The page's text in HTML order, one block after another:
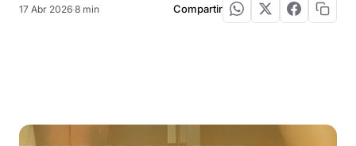
17 Abr 2026·8 min Compartir